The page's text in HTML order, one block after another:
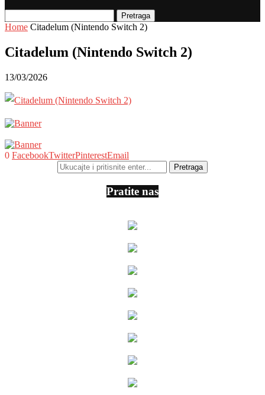
Pretraga
Home Citadelum (Nintendo Switch 2)
Citadelum (Nintendo Switch 2)
13/03/2026
0 FacebookTwitterPinterestEmail
Pratite nas